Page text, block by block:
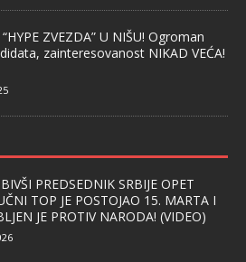
ZVEZDA” U NIŠU! Ogroman
zainteresovanost NIKAD VEĆA!
PREDSEDNIK SRBIJE OPET
TOP JE POSTOJAO 15. MARTA I
JE PROTIV NARODA! (VIDEO)